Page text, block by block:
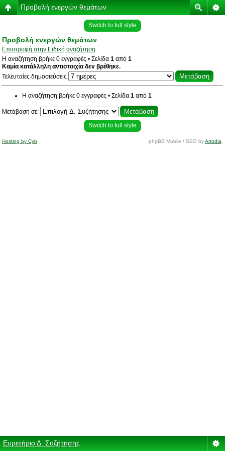
Προβολή ενεργών θεμάτων
Switch to full style
Προβολή ενεργών θεμάτων
Επιστροφή στην Ειδική αναζήτηση
Η αναζήτηση βρήκε 0 εγγραφές • Σελίδα 1 από 1
Καμία κατάλληλη αντιστοιχία δεν βρέθηκε.
Τελευταίες δημοσιεύσεις
Η αναζήτηση βρήκε 0 εγγραφές • Σελίδα 1 από 1
Μετάβαση σε:
Switch to full style
Hosting by Cyb phpBB Mobile / SEO byArtodia
Ευρετήριο Δ. Συζήτησης